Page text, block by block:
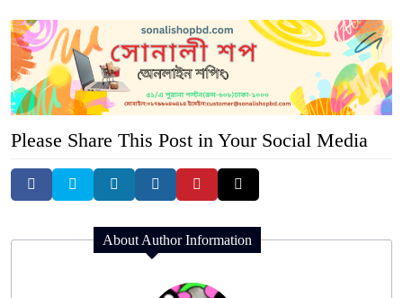
Please Share This Post in Your Social Media
About Author Information